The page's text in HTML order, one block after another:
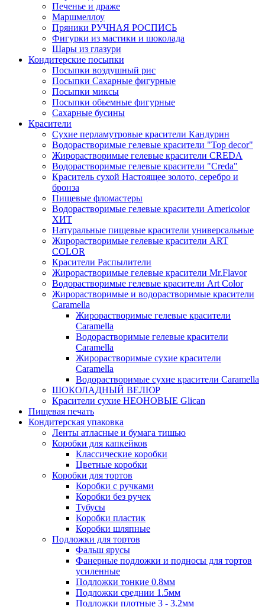
Печенье и драже
Маршмеллоу
Пряники РУЧНАЯ РОСПИСЬ
Фигурки из мастики и шоколада
Шары из глазури
Кондитерские посыпки
Посыпки воздушный рис
Посыпки Сахарные фигурные
Посыпки миксы
Посыпки обьемные фигурные
Сахарные бусины
Красители
Сухие перламутровые красители Кандурин
Водорастворимые гелевые красители "Top decor"
Жирорастворимые гелевые красители CREDA
Водорастворимые гелевые красители "Creda"
Краситель сухой Настоящее золото, серебро и
бронза
Пищевые фломастеры
Водорастворимые гелевые красители Americolor
ХИТ
Натуральные пищевые красители универсальные
Жирорастворимые гелевые красители ART
COLOR
Красители Распылители
Жирорастворимые гелевые красители Mr.Flavor
Водорастворимые гелевые красители Art Color
Жирорастворимые и водорастворимые красители
Caramella
Жирорастворимые гелевые красители
Caramella
Водорастворимые гелевые красители
Caramella
Жирорастворимые сухие красители
Caramella
Водорастворимые сухие красители Caramella
ШОКОЛАДНЫЙ ВЕЛЮР
Красители сухие НЕОНОВЫЕ Glican
Пищевая печать
Кондитерская упаковка
Ленты атласные и бумага тишью
Коробки для капкейков
Классические коробки
Цветные коробки
Коробки для тортов
Коробки с ручками
Коробки без ручек
Тубусы
Коробки пластик
Коробки шляпные
Подложки для тортов
Фальш ярусы
Фанерные подложки и подносы для тортов
усиленные
Подложки тонкие 0.8мм
Подложки среднии 1.5мм
Подложки плотные 3 - 3.2мм